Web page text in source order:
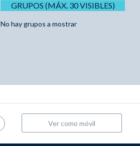
GRUPOS (MÁX. 30 VISIBLES)
No hay grupos a mostrar